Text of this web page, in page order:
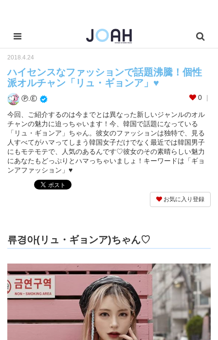
2018.4.24
ハイセンスなファッションで話題沸騰！個性
派オルチャン「リュ・ギョンア」♥
Ⓟ.Ⓔ 0
今回、ご紹介するのは今までとは異なった新しいジャンルのオル
チャンの魅力に迫っちゃいます！今、韓国で話題になっている
「リュ・ギョンア」ちゃん。彼女のファッションは独特で、見る
人すべてがハマってしまう韓国女子だけでなく最近では韓国男子
にもモテモテで、人気のあるんです♡彼女のその素晴らしい魅力
にあなたもどっぷりとハマっちゃいましょ！キーワードは「ギョ
ンアファッション」♥
お気に入り登録
류경아(リュ・ギョンア)ちゃん♡